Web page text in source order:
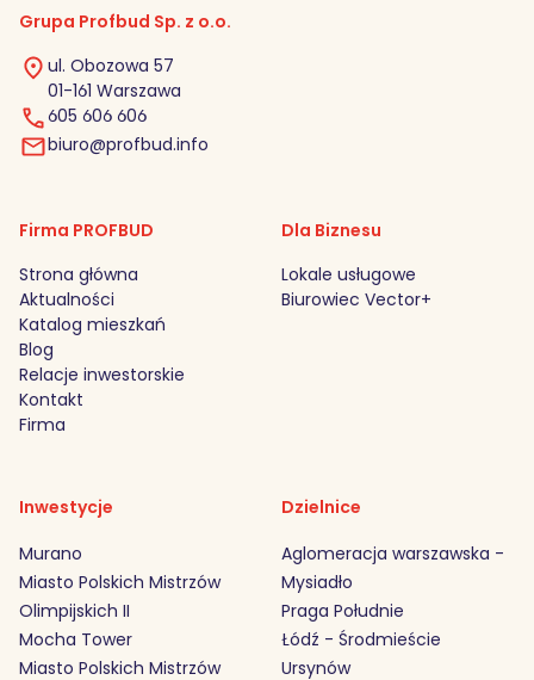
Grupa Profbud Sp. z o.o.
ul. Obozowa 57
01-161 Warszawa
605 606 606
biuro@profbud.info
Firma PROFBUD
Strona główna
Aktualności
Katalog mieszkań
Blog
Relacje inwestorskie
Kontakt
Firma
Dla Biznesu
Lokale usługowe
Biurowiec Vector+
Inwestycje
Murano
Miasto Polskich Mistrzów
Olimpijskich II
Mocha Tower
Miasto Polskich Mistrzów
Dzielnice
Aglomeracja warszawska -
Mysiadło
Praga Południe
Łódź - Środmieście
Ursynów